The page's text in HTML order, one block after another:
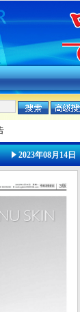
2023年08月14日